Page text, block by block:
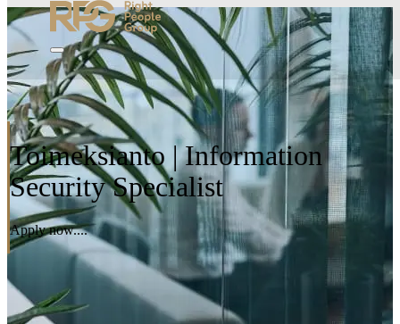
Toimeksianto | Information
Security Specialist
Apply now....